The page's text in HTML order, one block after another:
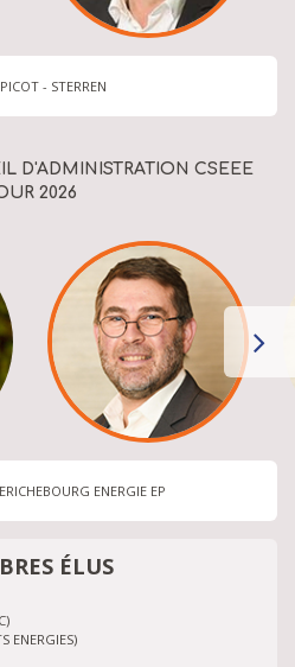
- STERREN
D'ADMINISTRATION CSEEE
2026
ENERGIE EP
ÉLUS
ENERGIES)